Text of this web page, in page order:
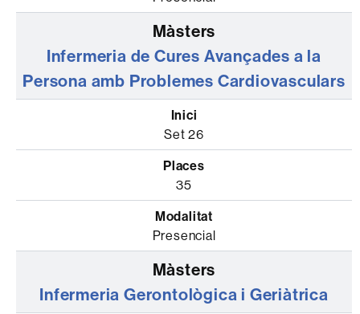
Infermeria de Cures Avançades a la
Persona amb Problemes Cardiovasculars
Set 26
35
Presencial
Infermeria Gerontològica i Geriàtrica